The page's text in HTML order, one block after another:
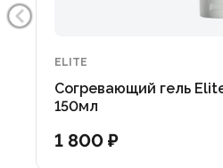
ELITE
Согревающий гель
150мл
1 800 ₽